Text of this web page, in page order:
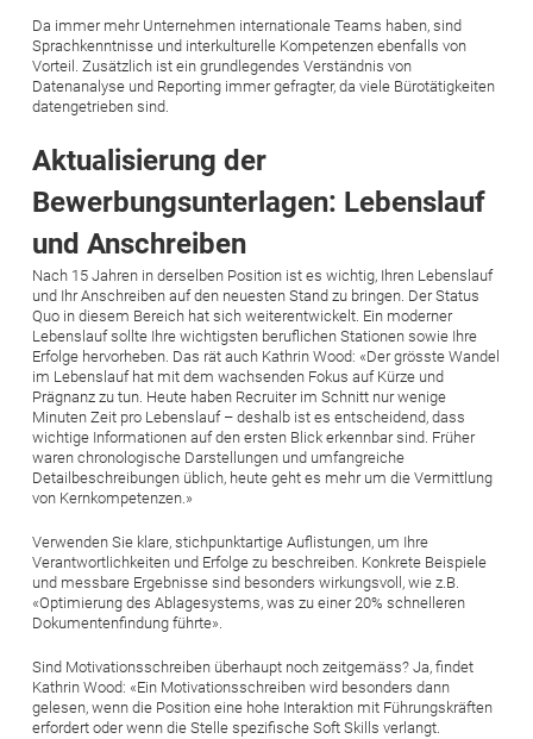
Da immer mehr Unternehmen internationale Teams haben, sind
Sprachkenntnisse und interkulturelle Kompetenzen ebenfalls von
Vorteil. Zusätzlich ist ein grundlegendes Verständnis von
Datenanalyse und Reporting immer gefragter, da viele Bürotätigkeiten
datengetrieben sind.
Aktualisierung der
Bewerbungsunterlagen: Lebenslauf
und Anschreiben
Nach 15 Jahren in derselben Position ist es wichtig, Ihren Lebenslauf
und Ihr Anschreiben auf den neuesten Stand zu bringen. Der Status
Quo in diesem Bereich hat sich weiterentwickelt. Ein moderner
Lebenslauf sollte Ihre wichtigsten beruflichen Stationen sowie Ihre
Erfolge hervorheben. Das rät auch Kathrin Wood: «Der grösste Wandel
im Lebenslauf hat mit dem wachsenden Fokus auf Kürze und
Prägnanz zu tun. Heute haben Recruiter im Schnitt nur wenige
Minuten Zeit pro Lebenslauf – deshalb ist es entscheidend, dass
wichtige Informationen auf den ersten Blick erkennbar sind. Früher
waren chronologische Darstellungen und umfangreiche
Detailbeschreibungen üblich, heute geht es mehr um die Vermittlung
von Kernkompetenzen.»
Verwenden Sie klare, stichpunktartige Auflistungen, um Ihre
Verantwortlichkeiten und Erfolge zu beschreiben. Konkrete Beispiele
und messbare Ergebnisse sind besonders wirkungsvoll, wie z.B.
«Optimierung des Ablagesystems, was zu einer 20% schnelleren
Dokumentenfindung führte».
Sind Motivationsschreiben überhaupt noch zeitgemäss? Ja, findet
Kathrin Wood: «Ein Motivationsschreiben wird besonders dann
gelesen, wenn die Position eine hohe Interaktion mit Führungskräften
erfordert oder wenn die Stelle spezifische Soft Skills verlangt.